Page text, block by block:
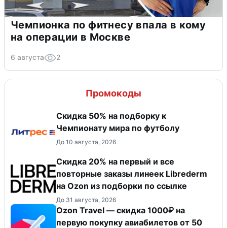
Чемпионка по фитнесу впала в кому
на операции в Москве
6 августа 2
Промокоды
Скидка 50% на подборку к
Чемпионату мира по футболу
До 10 августа, 2026
Скидка 20% на первый и все
повторные заказы линеек Librederm
на Ozon из подборки по ссылке
До 31 августа, 2026
Ozon Travel — скидка 1000₽ на
первую покупку авиабилетов от 50